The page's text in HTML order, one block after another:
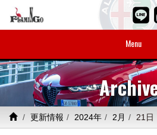
Menu
更新情報 2024年 2月 21日